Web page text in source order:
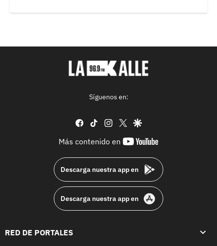
Síguenos en:
facebook
tiktok instagram
twittergoogle
Más contenido en
youtube-
Descarga nuestra app en
Descarga nuestra app en
RED DE PORTALES